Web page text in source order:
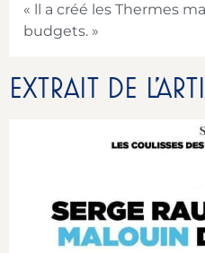
« ll a créé les Thermes
budgets. »
EXTRAIT DE